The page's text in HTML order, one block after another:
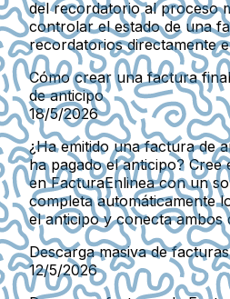
del recordatorio al proceso
controlar el estado de una
recordatorios directamente
Cómo crear una factura
de anticipo
18/5/2026
¿Ha emitido una factura de
ha pagado el anticipo? Cree
en FacturaEnlinea con un
completa automáticamente
el anticipo y conecta ambos
Descarga masiva de
12/5/2026